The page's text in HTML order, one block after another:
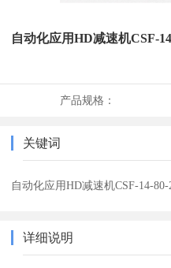
自动化应用HD减速机CSF-
产品规格：
关键词
自动化应用HD减速机CSF-14-80-
详细说明